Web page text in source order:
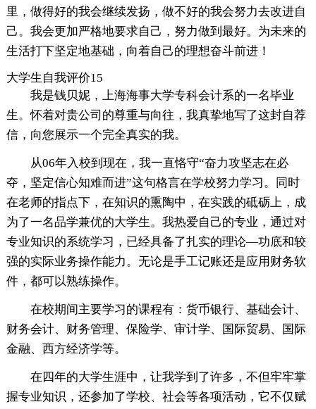
里，做得好的我会继续发扬，做不好的我会努力去改进自
己。我会更加严格地要求自己，努力做到最好。为未来的
生活打下坚定地基础，向着自己的理想奋斗前进！
大学生自我评价15
我是钱贝妮，上海海事大学专科会计系的一名毕业
生。怀着对贵公司的尊重与向往，我真挚地写了这封自荐
信，向您展示一个完全真实的我。
从06年入校到现在，我一直恪守“奋力攻坚志在必
夺，坚定信心知难而进”这句格言在学校努力学习。同时
在老师的指点下，在知识的熏陶中，在实践的砥砺上，成
为了一名品学兼优的大学生。我热爱自己的专业，通过对
专业知识的系统学习，已经具备了扎实的理论—功底和较
强的实际业务操作能力。无论是手工记账还是应用财务软
件，都可以熟练操作。
在校期间主要学习的课程有：货币银行、基础会计、
财务会计、财务管理、保险学、审计学、国际贸易、国际
金融、西方经济学等。
在四年的大学生涯中，让我学到了许多，不但牢牢掌
握专业知识，还参加了学校、社会等各项活动，它不仅赋